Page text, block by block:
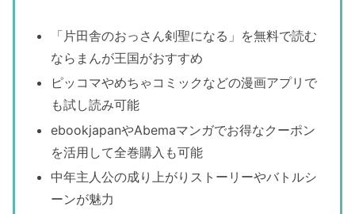
「片田舎のおっさん剣聖になる」を無料で読む
ならまんが王国がおすすめ
ピッコマやめちゃコミックなどの漫画アプリで
も試し読み可能
ebookjapanやAbemaマンガでお得なクーポン
を活用して全巻購入も可能
中年主人公の成り上がりストーリーやバトルシ
ーンが魅力